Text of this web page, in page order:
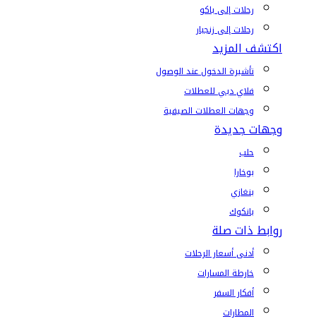
رحلات إلى باكو
رحلات إلى زنجبار
اكتشف المزيد
تأشيرة الدخول عند الوصول
فلاي دبي للعطلات
وجهات العطلات الصيفية
وجهات جديدة
حلب
بوخارا
بنغازي
بانكوك
روابط ذات صلة
أدنى أسعار الرحلات
خارطة المسارات
أفكار السفر
المطارات